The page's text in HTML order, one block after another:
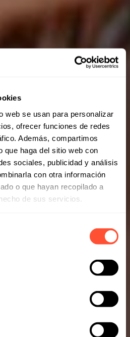
web se usan para personalizar
ofrecer funciones de redes
Además, compartimos
que haga del sitio web con
sociales, publicidad y análisis
con otra información
o que hayan recopilado a
de sus servicios.